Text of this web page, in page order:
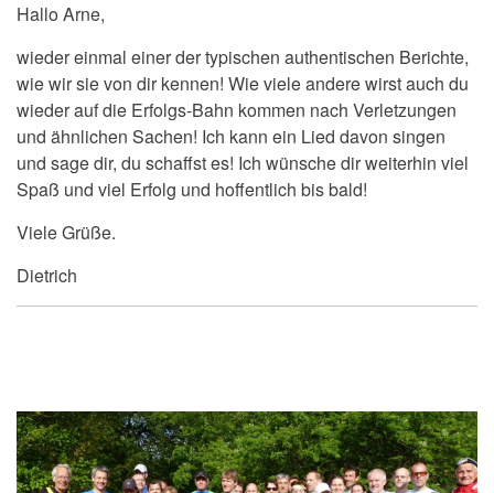
Hallo Arne,
wieder einmal einer der typischen authentischen Berichte,
wie wir sie von dir kennen! Wie viele andere wirst auch du
wieder auf die Erfolgs-Bahn kommen nach Verletzungen
und ähnlichen Sachen! Ich kann ein Lied davon singen
und sage dir, du schaffst es! Ich wünsche dir weiterhin viel
Spaß und viel Erfolg und hoffentlich bis bald!
Viele Grüße.
Dietrich